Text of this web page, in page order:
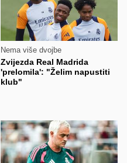
Nema više dvojbe
Zvijezda Real Madrida
'prelomila': "Želim napustiti
klub"